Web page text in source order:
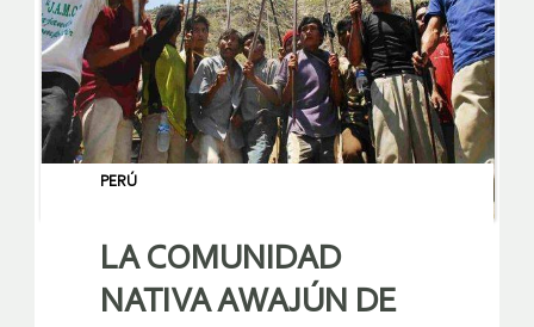
PERÚ
LA COMUNIDAD
NATIVA AWAJÚN DE